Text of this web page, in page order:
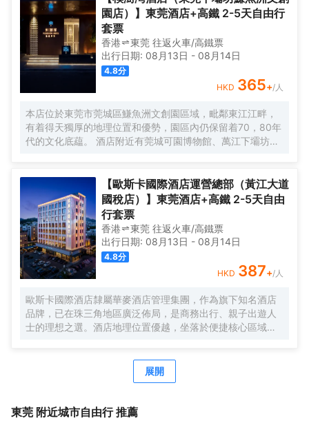
入住體驗。
園店）】東莞酒店+高鐵 2-5天自由行
套票
香港 東莞 往返火車/高鐵票
出行日期: 08月13日 - 08月14日
4.8分
HKD 365+/人
本店位於東莞市莞城區鰜魚洲文創園區域，毗鄰東江江畔，
有着得天獨厚的地理位置和優勢，園區內仍保留着70，80年
代的文化底藴。 酒店附近有莞城可園博物館、萬江下壩坊、
場、酒店周圍生活設施完善有眾多餐飲、休閒飲品店、出行
便利，吃喝玩樂一應俱全。 本店地理位置佳，希望創造「自
然感官主義風格」將當地文化特色和自然風景融入，是以“隱
逸於市”為主題的高端酒店，周邊綠樹成蔭、具有自然氣息，
酒店倡導貼心與質感兼具的服務態度，在每一個細節處給您
更親切的體驗，能真實地為客人提供一個親近自然的環境，
使客人在入住酒店後可以享受到獨特的體驗。 酒店內部裝飾
雅緻、臻於細節，擁有各類豪華客房共計多間，酒店客房內
配套設施一應俱全，三秒熱水淋浴花灑、智能家電、千兆光
纖無縫接入、wifi覆蓋。酒店同時配備地面停車場、智能機器
人送物、中西自助式早餐廳、多功能會議室、自助洗衣房及
寬敞的閲讀會友書吧等配套，為您提供一個自在、放鬆、休
的入住體驗與您隨行，是您商務及旅行出行的優質選擇。
【歐斯卡國際酒店運營總部（黃江大道
國稅店）】東莞酒店+高鐵 2-5天自由
行套票
香港 東莞 往返火車/高鐵票
出行日期: 08月13日 - 08月14日
4.8分
HKD 387+/人
歐斯卡國際酒店隸屬華麥酒店管理集團，作為旗下知名酒店
品牌，已在珠三角地區廣泛佈局，是商務出行、親子出遊人
士的理想之選。​酒店地理位置優越，坐落於便捷核心區域，
樟木頭高鐵站、大朗高鐵站、常平高鐵站近在咫尺，輕鬆實
現快速出行，無論是出差趕高鐵，還是開啟一場說走就走的
著名的觀音山旅遊風景區和隱賢山莊距離酒店不遠。賓客在
展開
東莞附近城市自由行 推薦